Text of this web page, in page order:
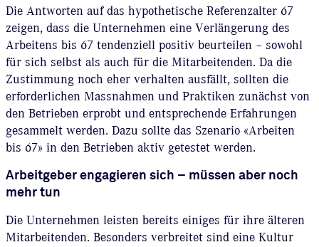
Die Antworten auf das hypothetische Referenzalter 67
zeigen, dass die Unternehmen eine Verlängerung des
Arbeitens bis 67 tendenziell positiv beurteilen – sowohl
für sich selbst als auch für die Mitarbeitenden. Da die
Zustimmung noch eher verhalten ausfällt, sollten die
erforderlichen Massnahmen und Praktiken zunächst von
den Betrieben erprobt und entsprechende Erfahrungen
gesammelt werden. Dazu sollte das Szenario «Arbeiten
bis 67» in den Betrieben aktiv getestet werden.
Arbeitgeber engagieren sich – müssen aber noch
mehr tun
Die Unternehmen leisten bereits einiges für ihre älteren
Mitarbeitenden. Besonders verbreitet sind eine Kultur